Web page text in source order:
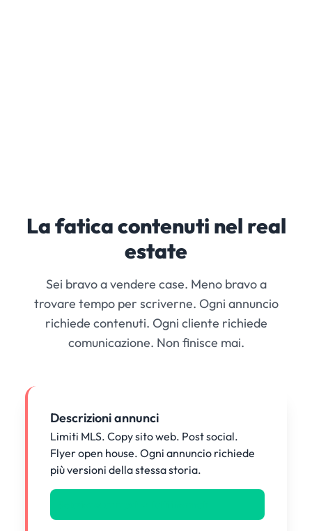
La fatica contenuti nel real
estate
Sei bravo a vendere case. Meno bravo a
trovare tempo per scriverne. Ogni annuncio
richiede contenuti. Ogni cliente richiede
comunicazione. Non finisce mai.
Descrizioni annunci
Limiti MLS. Copy sito web. Post social.
Flyer open house. Ogni annuncio richiede
più versioni della stessa storia.